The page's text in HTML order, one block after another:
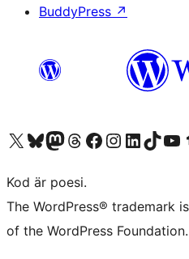
BuddyPress ↗
Besök vår X-konto (f.d. Twitter)
Besök vårt Bluesky-konto
Besök vårt Mastodon-konto
Besök vårt Thread-konto
Besök vår Facebook-sidaBesök vårt Instagram-konto
Besök vårt LinkedIn-konto
Besök vårt TikTok-
Besök vår
Kod är poesi.
The WordPress® trademark
of the WordPress Foundation.